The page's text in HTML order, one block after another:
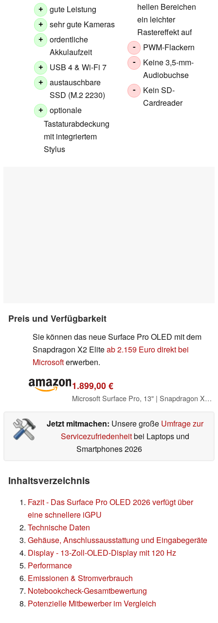
+ gute Leistung
+ sehr gute Kameras
+
ordentliche
Akkulaufzeit
+ USB 4 & Wi-Fi 7
+
austauschbare
SSD (M.2 2230)
+
optionale
Tastaturabdeckung
mit integriertem
Stylus
hellen Bereichen
ein leichter
Rastereffekt auf
- PWM-Flackern
-
Keine 3,5-mm-
Audiobuchse
-
Kein SD-
Cardreader
Preis und Verfügbarkeit
Sie können das neue Surface Pro OLED mit dem
Snapdragon X2 Eliteab 2.159 Euro direkt bei
Microsofterwerben.
1.899,00 €
Microsoft Surface Pro, 13" | Snapdragon X2 Elite | 16GB RAM, 512GB SSD
Jetzt mitmachen: Unsere große Umfrage zur
Servicezufriedenheitbei Laptops und
Smartphones 2026
Inhaltsverzeichnis
Fazit - Das Surface Pro OLED 2026 verfügt über
eine schnellere iGPU
Technische Daten
Gehäuse, Anschlussausstattung und Eingabegeräte
Display - 13-Zoll-OLED-Display mit 120 Hz
Performance
Emissionen & Stromverbrauch
Notebookcheck-Gesamtbewertung
Potenzielle Mitbewerber im Vergleich